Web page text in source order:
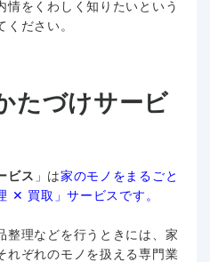
情をくわしく知りたいという
ください。
たづけサービ
ビス 」は家のモノをまるごと
✕ 買取」サービスです。
整理などを行うときには、家
れぞれのモノを扱える専門業